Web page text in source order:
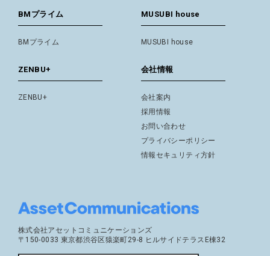
BMプライム
BMプライム
ZENBU+
ZENBU+
MUSUBI house
MUSUBI house
会社情報
会社案内
採用情報
お問い合わせ
プライバシーポリシー
情報セキュリティ方針
株式会社アセットコミュニケーションズ
〒150-0033 東京都渋谷区猿楽町29-8 ヒルサイドテラスE棟32